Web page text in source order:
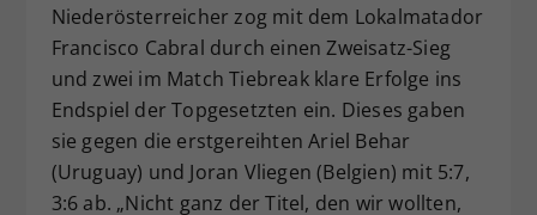
Niederösterreicher zog mit dem Lokalmatador
Francisco Cabral durch einen Zweisatz-Sieg
und zwei im Match Tiebreak klare Erfolge ins
Endspiel der Topgesetzten ein. Dieses gaben
sie gegen die erstgereihten Ariel Behar
(Uruguay) und Joran Vliegen (Belgien) mit 5:7,
3:6 ab. „Nicht ganz der Titel, den wir wollten,